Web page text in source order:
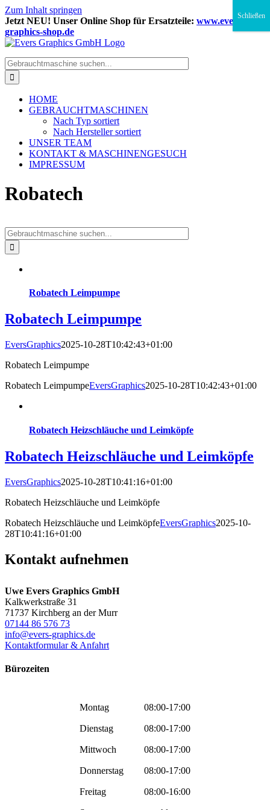
Zum Inhalt springen
Jetzt NEU! Unser Online Shop für Ersatzteile: www.evers-
graphics-shop.de
HOME
GEBRAUCHTMASCHINEN
Nach Typ sortiert
Nach Hersteller sortiert
UNSER TEAM
KONTAKT & MASCHINENGESUCH
IMPRESSUM
Robatech
Robatech Leimpumpe
Robatech Leimpumpe
EversGraphics2025-10-28T10:42:43+01:00
Robatech Leimpumpe
Robatech LeimpumpeEversGraphics2025-10-28T10:42:43+01:00
Robatech Heizschläuche und Leimköpfe
Robatech Heizschläuche und Leimköpfe
EversGraphics2025-10-28T10:41:16+01:00
Robatech Heizschläuche und Leimköpfe
Robatech Heizschläuche und LeimköpfeEversGraphics2025-10-
28T10:41:16+01:00
Kontakt aufnehmen
Uwe Evers Graphics GmbH
Kalkwerkstraße 31
71737 Kirchberg an der Murr
07144 86 576 73
info@evers-graphics.de
Kontaktformular & Anfahrt
Bürozeiten
Montag 08:00-17:00
Dienstag 08:00-17:00
Mittwoch 08:00-17:00
Donnerstag 08:00-17:00
Freitag 08:00-16:00
Schließen